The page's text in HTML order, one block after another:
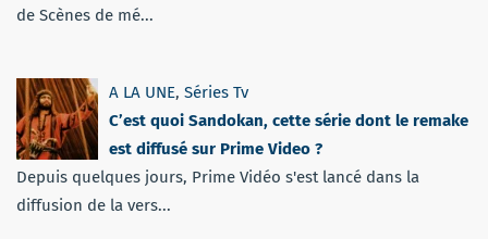
de Scènes de mé...
A LA UNE, Séries Tv
C’est quoi Sandokan, cette série dont le remake
est diffusé sur Prime Video ?
Depuis quelques jours, Prime Vidéo s'est lancé dans la
diffusion de la vers...